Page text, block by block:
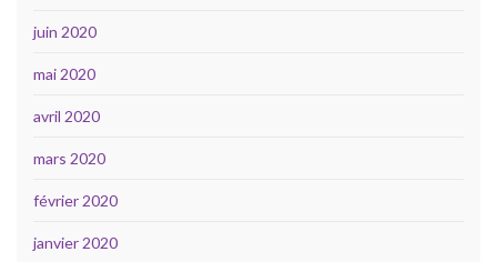
juin 2020
mai 2020
avril 2020
mars 2020
février 2020
janvier 2020